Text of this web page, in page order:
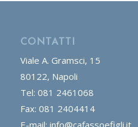
CONTATTI
Viale A. Gramsci, 15
80122, Napoli
Tel: 081 2461068
Fax: 081 2404414
E-mail: info@cafassoefigli.it